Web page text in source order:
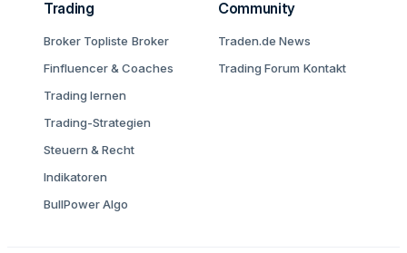
Trading
Broker Topliste Broker
Finfluencer & Coaches
Trading lernen
Trading-Strategien
Steuern & Recht
Indikatoren
BullPower Algo
Community
Traden.de News
Trading Forum Kontakt